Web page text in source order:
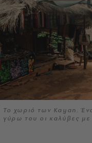
To χωριό των Kayan.
γύρω του οι καλύβες